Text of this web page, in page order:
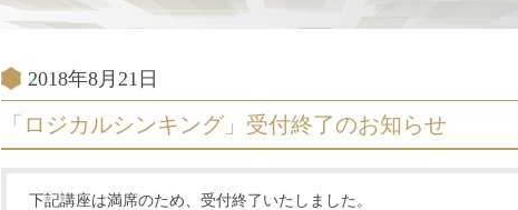
投
稿
2018年8月21日
「ロジカルシンキング」受付終了のお知らせ
下記講座は満席のため、受付終了いたしました。